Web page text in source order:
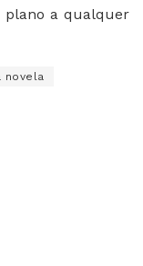
plano a qualquer
novela